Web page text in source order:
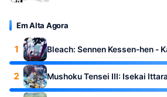
Em Alta Agora
1 Bleach: Sennen Kessen-hen -
2 Mushoku Tensei III: Isekai